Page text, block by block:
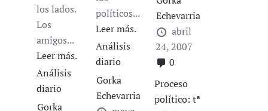
los lados.
Los
amigos...
Leer más.
Análisis
diario
Gorka
políticos...
Leer más.
Análisis
diario
Gorka
Echevarria
Echevarria
abril
24, 2007
0
Proceso
político: tª